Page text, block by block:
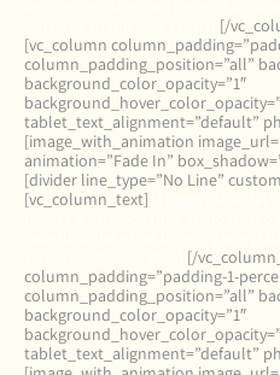
[/
[vc_column
column_padding_position=”all”
background_color_opacity=”1″
tablet_text_alignment=”default”
[image_with_animation
animation=”Fade In”
[divider line_type=”No Line”
[vc_column_text]
[/
column_padding=”padding-1-
column_padding_position=”all”
background_color_opacity=”1″
tablet_text_alignment=”default”